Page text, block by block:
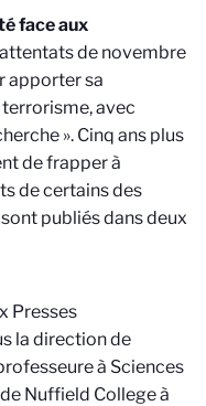
face aux
de novembre
apporter sa
avec
». Cinq ans plus
de frapper à
de certains des
publiés dans deux
Presses
la direction de
à Sciences
de Nuffield College à